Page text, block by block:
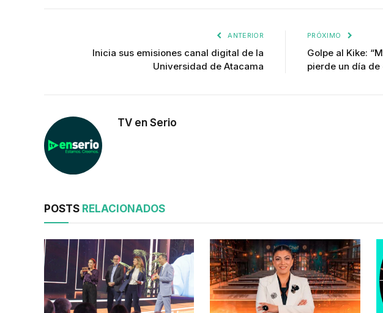
ANTERIOR
Inicia sus emisiones canal digital de la
Universidad de Atacama
PRÓXIMO
Golpe al Kike:
pierde un día de
TV en Serio
POSTS RELACIONADOS